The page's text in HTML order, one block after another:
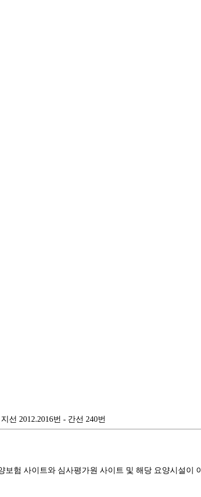
선 2012.2016번 - 간선 240번
험 사이트와 심사평가원 사이트 및 해당 요양시설이